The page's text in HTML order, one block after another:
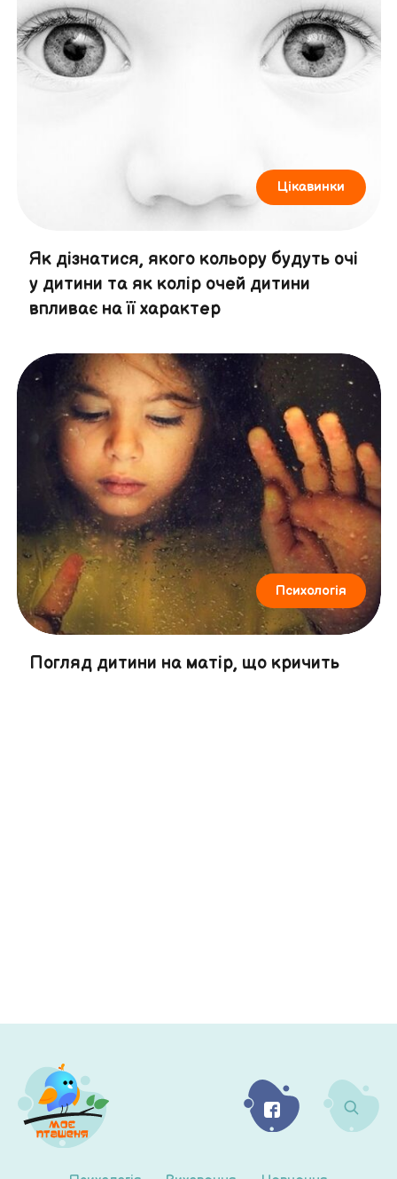
Цікавинки
Як дізнатися, якого кольору будуть очі
у дитини та як колір очей дитини
впливає на її характер
Психологія
Погляд дитини на матір, що кричить